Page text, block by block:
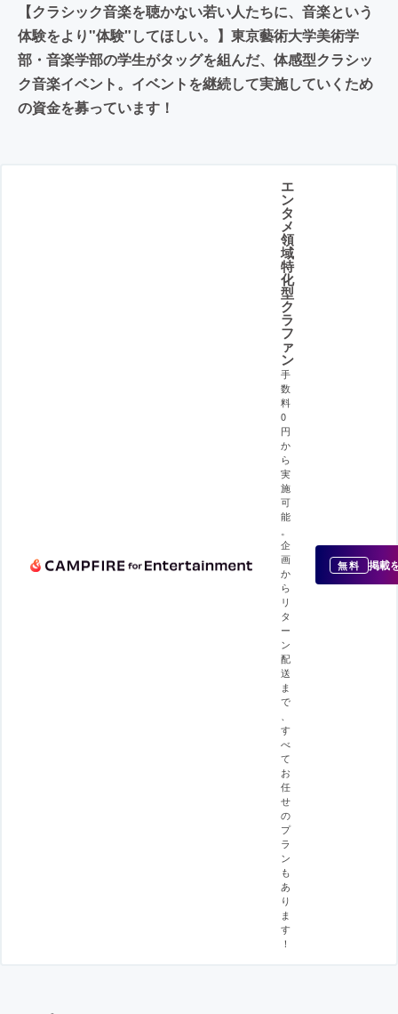
【クラシック音楽を聴かない若い人たちに、音楽という
体験をより"体験"してほしい。】東京藝術大学美術学
部・音楽学部の学生がタッグを組んだ、体感型クラシッ
ク音楽イベント。イベントを継続して実施していくため
の資金を募っています！
エ
ン
タ
メ
領
域
特
化
型
ク
ラ
フ
ァ
ン
手
数
料
0
円
か
ら
実
施
可
能
。
企
画
か
ら
リ
タ
ー
ン
配
送
ま
で
、
す
べ
て
お
任
せ
の
プ
ラ
ン
も
あ
り
ま
す
！
無料 掲載